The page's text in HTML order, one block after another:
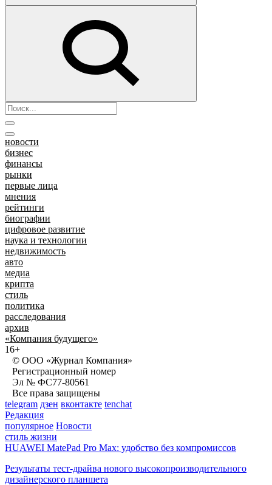
новости
бизнес
финансы
рынки
первые лица
мнения
рейтинги
биографии
цифровое развитие
наука и технологии
недвижимость
авто
медиа
крипта
стиль
политика
расследования
архив
«Компания будущего»
16+
© ООО «Журнал Компания»
Регистрационный номер
Эл № ФС77-80561
Все права защищены
telegram дзен вконтакте tenchat
Редакция
популярное Новости
стиль жизни
HUAWEI MatePad Pro Max: удобство без компромиссов
Результаты тест-драйва нового высокопроизводительного
дизайнерского планшета